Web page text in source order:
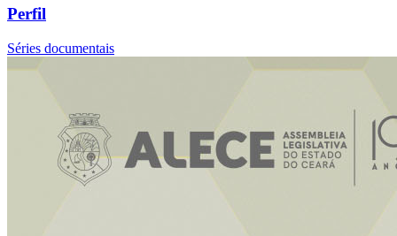
Perfil
Séries documentais